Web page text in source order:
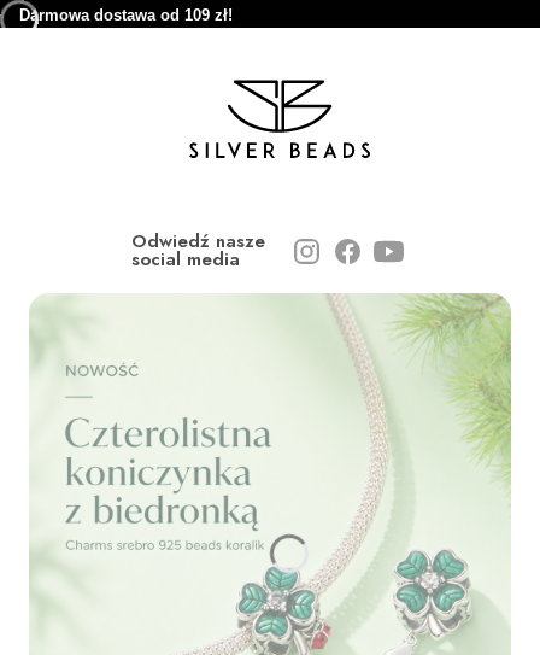
Darmowa dostawa od 109 zł!
Odwiedź nasze
social media